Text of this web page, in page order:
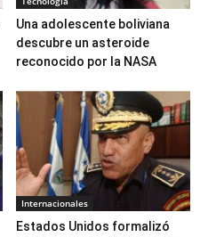
Una adolescente boliviana
descubre un asteroide
reconocido por la NASA
Internacionales
Estados Unidos formalizó